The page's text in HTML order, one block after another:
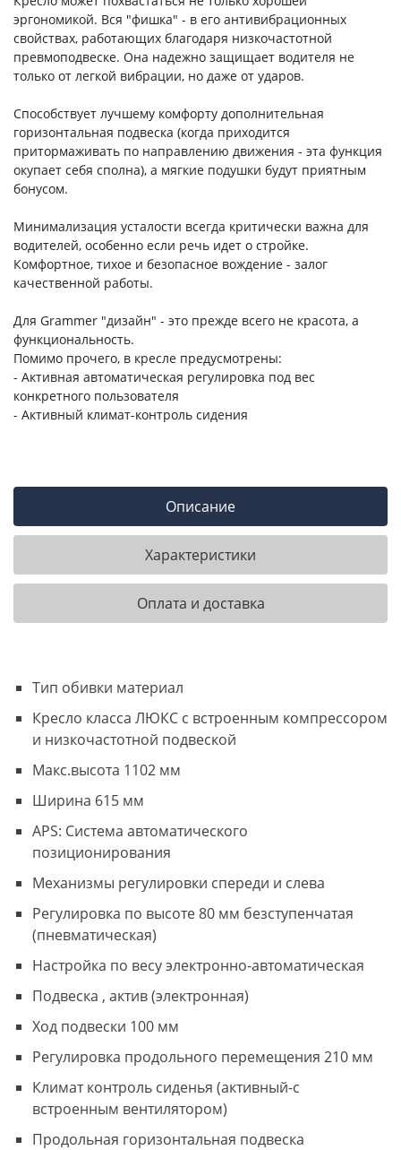
эргономикой. Вся "фишка" - в его антивибрационных
свойствах, работающих благодаря низкочастотной
превмоподвеске. Она надежно защищает водителя не
только от легкой вибрации, но даже от ударов.
Способствует лучшему комфорту дополнительная
горизонтальная подвеска (когда приходится
притормаживать по направлению движения - эта функция
окупает себя сполна), а мягкие подушки будут приятным
бонусом.
Минимализация усталости всегда критически важна для
водителей, особенно если речь идет о стройке.
Комфортное, тихое и безопасное вождение - залог
качественной работы.
Для Grammer "дизайн" - это прежде всего не красота, а
функциональность.
Помимо прочего, в кресле предусмотрены:
- Активная автоматическая регулировка под вес
конкретного пользователя
- Активный климат-контроль сидения
Описание
Характеристики
Оплата и доставка
Тип обивки материал
Кресло класса ЛЮКС с встроенным компрессором
и низкочастотной подвеской
Макс.высота 1102 мм
Ширина 615 мм
APS: Система автоматического
позиционирования
Механизмы регулировки спереди и слева
Регулировка по высоте 80 мм безступенчатая
(пневматическая)
Настройка по весу электронно-автоматическая
Подвеска , актив (электронная)
Ход подвески 100 мм
Регулировка продольного перемещения 210 мм
Климат контроль сиденья (активный-с
встроенным вентилятором)
Продольная горизонтальная подвеска